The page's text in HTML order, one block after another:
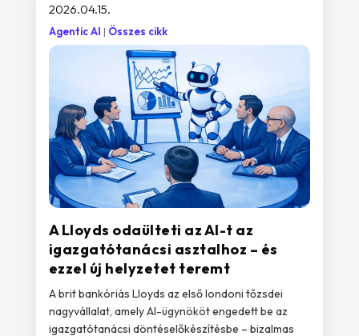
A Lloyds odaülteti az AI-t az
igazgatótanácsi asztalhoz – és
ezzel új helyzetet teremt
2026.04.15.
Agentic AI Összes cikk
A brit bankóriás Lloyds az első londoni tőzsdei
nagyvállalat, amely AI-ügynököt engedett be az
igazgatótanácsi döntéselőkészítésbe – bizalmas